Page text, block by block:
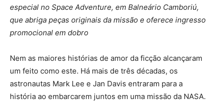
especial no Space Adventure, em Balneário Camboriú,
que abriga peças originais da missão e oferece ingresso
promocional em dobro
Nem as maiores histórias de amor da ficção alcançaram
um feito como este. Há mais de três décadas, os
astronautas Mark Lee e Jan Davis entraram para a
história ao embarcarem juntos em uma missão da NASA.